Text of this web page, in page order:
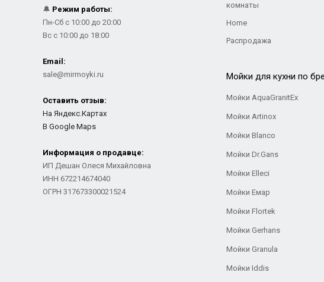
🔔 Режим работы:
Пн-Сб с 10:00 до 20:00
Вс с 10:00 до 18:00
Email:
sale@mirmoyki.ru
Оставить отзыв:
На Яндекс.Картах
В Google Maps
Информация о продавце:
ИП Дешан Олеся Михайловна
ИНН 672214674040
ОГРН 317673300021524
комнаты
Home
Распродажа
Мойки для кухни по
Мойки AquaGranitEx
Мойки Artinox
Мойки Blanco
Мойки Dr.Gans
Мойки Elleci
Мойки Емар
Мойки Flortek
Мойки Gerhans
Мойки Granula
Мойки Iddis